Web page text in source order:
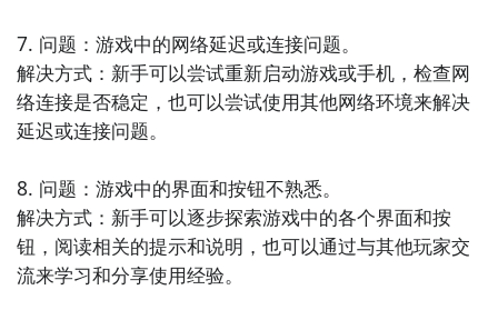
3
下载决斗边疆电脑版的程序安装包
1）安装完毕之后，进入猩猩助手中的精品聚焦页面，在
搜索栏中输入“决斗边疆”，就会出现这款游戏的最新电
脑版程序安装包。点击下载，耐心等待下载安装完毕
7. 问题：游戏中的网络延迟或连接问题。
解决方式：新手可以尝试重新启动游戏或手机，检查网
络连接是否稳定，也可以尝试使用其他网络环境来解决
延迟或连接问题。
8. 问题：游戏中的界面和按钮不熟悉。
解决方式：新手可以逐步探索游戏中的各个界面和按
钮，阅读相关的提示和说明，也可以通过与其他玩家交
流来学习和分享使用经验。